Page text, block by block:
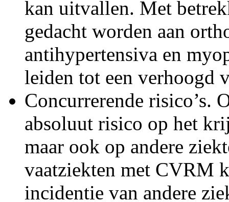
kan uitvallen. Met
gedacht worden aan
antihypertensiva en
leiden tot een verhoogd
Concurrerende risico’s.
absoluut risico op het
maar ook op andere
vaatziekten met CVRM
incidentie van andere